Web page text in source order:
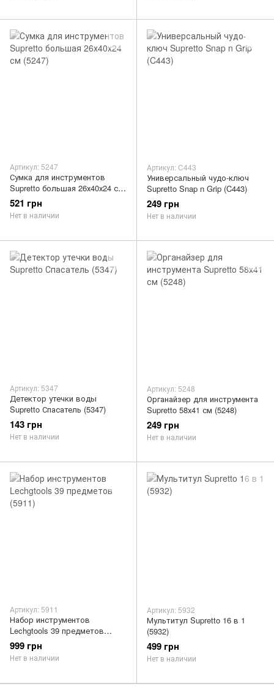
Артикул: 5247
Сумка для инструментов
Supretto большая 26х40х24 см
(5247)
521 грн
Нет в наличии
Артикул: C443
Универсальный чудо-ключ
Supretto Snap n Grip (C443)
249 грн
Нет в наличии
Артикул: 5347
Детектор утечки воды
Supretto Спасатель (5347)
143 грн
Нет в наличии
Артикул: 5248
Органайзер для инструмента
Supretto 58х41 см (5248)
249 грн
Нет в наличии
Артикул: 5911
Набор инструментов
Lechgtools 39 предметов
(5911)
999 грн
Нет в наличии
Артикул: 5932
Мультитул Supretto 16 в 1
(5932)
499 грн
Нет в наличии